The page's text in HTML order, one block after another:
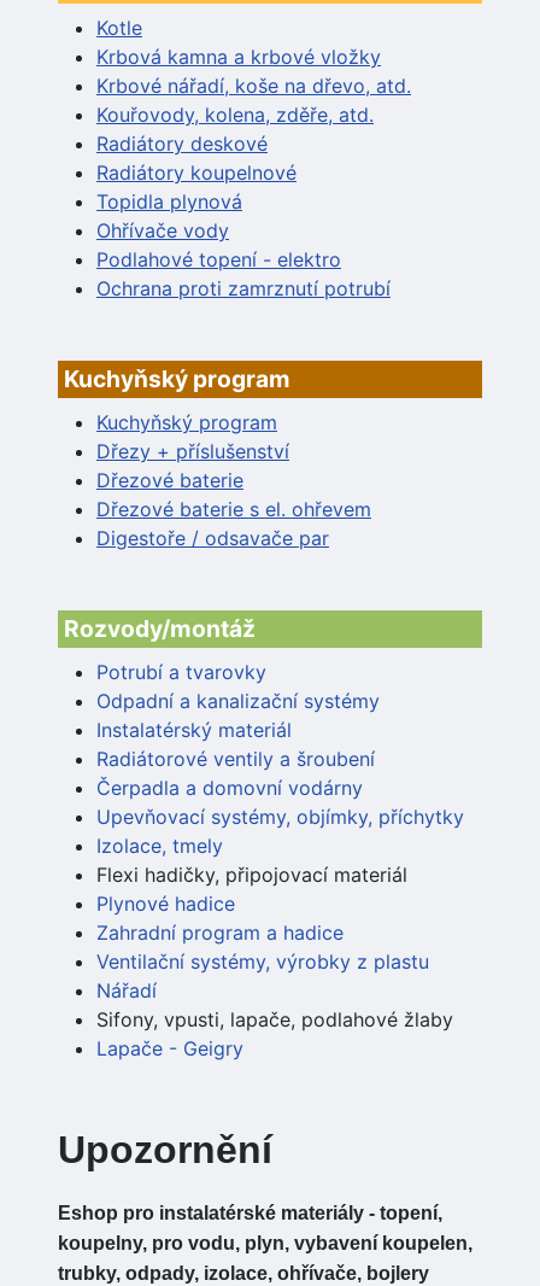
Kotle
Krbová kamna a krbové vložky
Krbové nářadí, koše na dřevo, atd.
Kouřovody, kolena, zděře, atd.
Radiátory deskové
Radiátory koupelnové
Topidla plynová
Ohřívače vody
Podlahové topení - elektro
Ochrana proti zamrznutí potrubí
Kuchyňský program
Kuchyňský program
Dřezy + příslušenství
Dřezové baterie
Dřezové baterie s el. ohřevem
Digestoře / odsavače par
Rozvody/montáž
Potrubí a tvarovky
Odpadní a kanalizační systémy
Instalatérský materiál
Radiátorové ventily a šroubení
Čerpadla a domovní vodárny
Upevňovací systémy, objímky, příchytky
Izolace, tmely
Flexi hadičky, připojovací materiál
Plynové hadice
Zahradní program a hadice
Ventilační systémy, výrobky z plastu
Nářadí
Sifony, vpusti, lapače, podlahové žlaby
Lapače - Geigry
Upozornění
Eshop pro instalatérské materiály - topení,
koupelny, pro vodu, plyn, vybavení koupelen,
trubky, odpady, izolace, ohřívače, bojlery